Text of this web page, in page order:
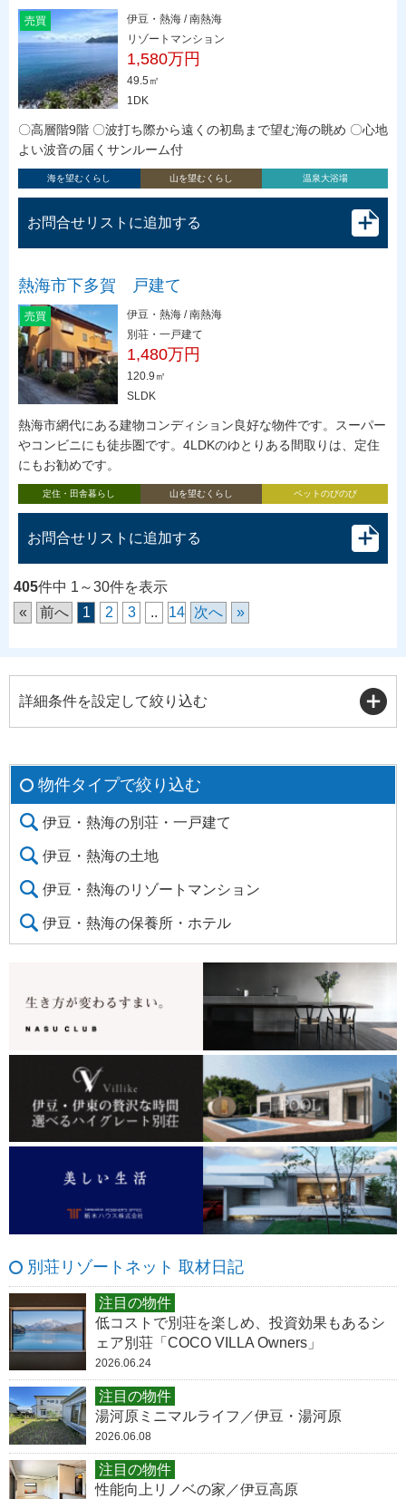
売買
伊豆・熱海 / 南熱海
リゾートマンション
1,580万円
49.5㎡
1DK
〇高層階9階 〇波打ち際から遠くの初島まで望む海の眺め 〇心地
よい波音の届くサンルーム付
海を望むくらし 山を望むくらし 温泉大浴場
お問合せリストに追加する
熱海市下多賀 戸建て
売買
伊豆・熱海 / 南熱海
別荘・一戸建て
1,480万円
120.9㎡
SLDK
熱海市網代にある建物コンディション良好な物件です。スーパー
やコンビニにも徒歩圏です。4LDKのゆとりある間取りは、定住
にもお勧めです。
定住・田舎暮らし 山を望むくらし ペットのびのび
お問合せリストに追加する
405件中 1～30件を表示
«
前へ 1 2 3 .. 14 次へ »
詳細条件を設定して絞り込む
物件タイプで絞り込む
伊豆・熱海の別荘・一戸建て
伊豆・熱海の土地
伊豆・熱海のリゾートマンション
伊豆・熱海の保養所・ホテル
別荘リゾートネット 取材日記
注目の物件
低コストで別荘を楽しめ、投資効果もあるシ
ェア別荘「COCO VILLA Owners」
2026.06.24
注目の物件
湯河原ミニマルライフ／伊豆・湯河原
2026.06.08
注目の物件
性能向上リノベの家／伊豆高原